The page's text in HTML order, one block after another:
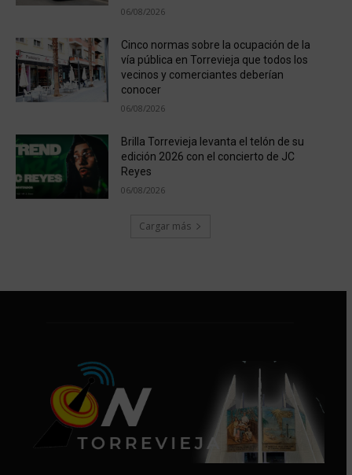
06/08/2026
Cinco normas sobre la ocupación de la
vía pública en Torrevieja que todos los
vecinos y comerciantes deberían
conocer
06/08/2026
Brilla Torrevieja levanta el telón de su
edición 2026 con el concierto de JC
Reyes
06/08/2026
Cargar más